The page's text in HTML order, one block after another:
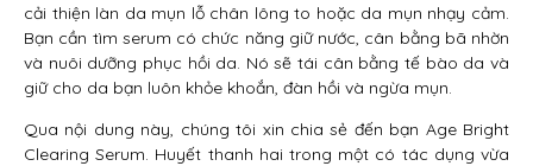
cải thiện làn da mụn lỗ chân lông to hoặc da mụn nhạy cảm.
Bạn cần tìm serum có chức năng giữ nước, cân bằng bã nhờn
và nuôi dưỡng phục hồi da. Nó sẽ tái cân bằng tế bào da và
giữ cho da bạn luôn khỏe khoắn, đàn hồi và ngừa mụn.
Qua nội dung này, chúng tôi xin chia sẻ đến bạn Age Bright
Clearing Serum. Huyết thanh hai trong một có tác dụng vừa